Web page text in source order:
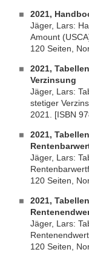
2021,
Jäger, Lars:
Amount
120 Seiten,
2021,
Verzinsung
Jäger, Lars:
stetiger
2021. [ISBN
2021,
Jäger, Lars:
120 Seiten,
2021,
Jäger, Lars:
120 Seiten,